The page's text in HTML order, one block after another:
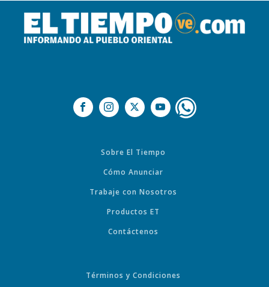
Sobre El Tiempo
Cómo Anunciar
Trabaje con Nosotros
Productos ET
Contáctenos
Términos y Condiciones